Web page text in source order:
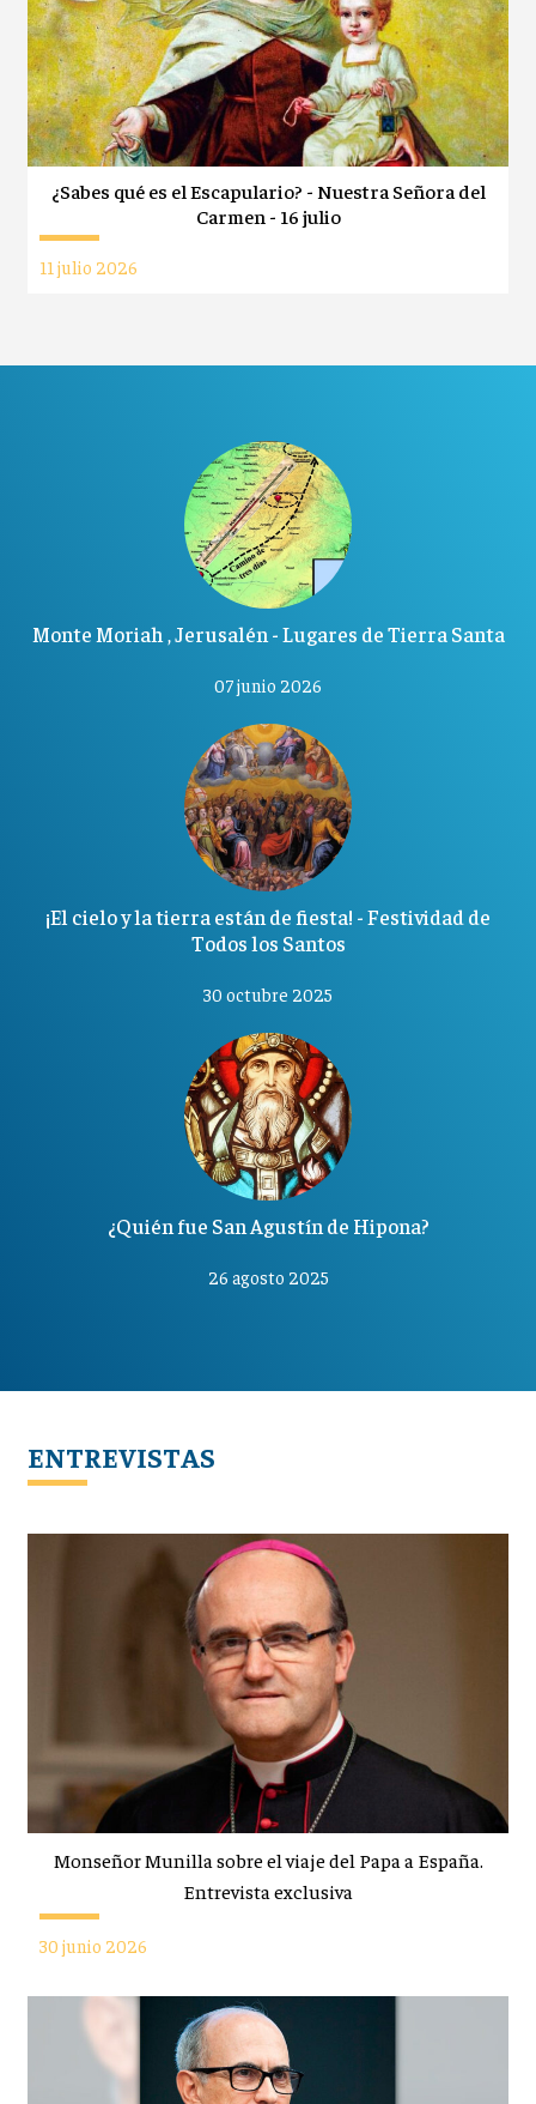
¿Sabes qué es el Escapulario? - Nuestra Señora del
Carmen - 16 julio
11 julio 2026
Monte Moriah , Jerusalén - Lugares de Tierra Santa
07 junio 2026
¡El cielo y la tierra están de fiesta! - Festividad de
Todos los Santos
30 octubre 2025
¿Quién fue San Agustín de Hipona?
26 agosto 2025
ENTREVISTAS
Monseñor Munilla sobre el viaje del Papa a España.
Entrevista exclusiva
30 junio 2026